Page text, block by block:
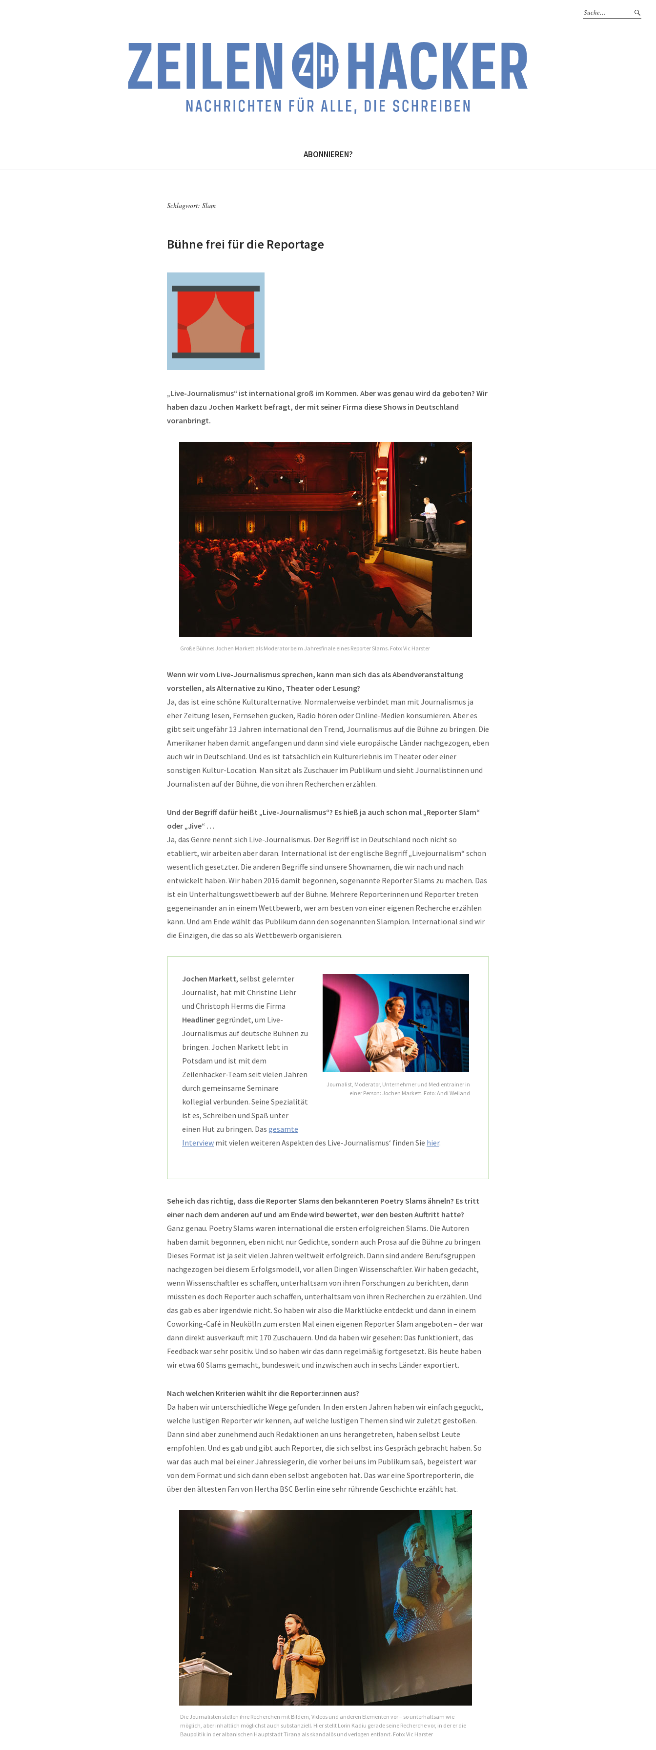
ABONNIEREN?
Schlagwort: Slam
Bühne frei für die Reportage
„Live-Journalismus“ ist international groß im Kommen. Aber was genau wird da geboten? Wir
haben dazu Jochen Markett befragt, der mit seiner Firma diese Shows in Deutschland
voranbringt.
Große Bühne: Jochen Markett als Moderator beim Jahresfinale eines Reporter Slams. Foto: Vic Harster
Wenn wir vom Live-Journalismus sprechen, kann man sich das als Abendveranstaltung
vorstellen, als Alternative zu Kino, Theater oder Lesung?
Ja, das ist eine schöne Kulturalternative. Normalerweise verbindet man mit Journalismus ja
eher Zeitung lesen, Fernsehen gucken, Radio hören oder Online-Medien konsumieren. Aber es
gibt seit ungefähr 13 Jahren international den Trend, Journalismus auf die Bühne zu bringen. Die
Amerikaner haben damit angefangen und dann sind viele europäische Länder nachgezogen, eben
auch wir in Deutschland. Und es ist tatsächlich ein Kulturerlebnis im Theater oder einer
sonstigen Kultur-Location. Man sitzt als Zuschauer im Publikum und sieht Journalistinnen und
Journalisten auf der Bühne, die von ihren Recherchen erzählen.
Und der Begriff dafür heißt „Live-Journalismus“? Es hieß ja auch schon mal „Reporter Slam“
oder „Jive“ …
Ja, das Genre nennt sich Live-Journalismus. Der Begriff ist in Deutschland noch nicht so
etabliert, wir arbeiten aber daran. International ist der englische Begriff „Livejournalism“ schon
wesentlich gesetzter. Die anderen Begriffe sind unsere Shownamen, die wir nach und nach
entwickelt haben. Wir haben 2016 damit begonnen, sogenannte Reporter Slams zu machen. Das
ist ein Unterhaltungswettbewerb auf der Bühne. Mehrere Reporterinnen und Reporter treten
gegeneinander an in einem Wettbewerb, wer am besten von einer eigenen Recherche erzählen
kann. Und am Ende wählt das Publikum dann den sogenannten Slampion. International sind wir
die Einzigen, die das so als Wettbewerb organisieren.
Journalist, Moderator, Unternehmer und Medientrainer in
einer Person: Jochen Markett. Foto: Andi Weiland
Jochen Markett, selbst gelernter
Journalist, hat mit Christine Liehr
und Christoph Herms die Firma
Headlinergegründet, um Live-
Journalismus auf deutsche Bühnen zu
bringen. Jochen Markett lebt in
Potsdam und ist mit dem
Zeilenhacker-Team seit vielen Jahren
durch gemeinsame Seminare
kollegial verbunden. Seine Spezialität
ist es, Schreiben und Spaß unter
einen Hut zu bringen. Das gesamte
Interview mit vielen weiteren Aspekten des Live-Journalismus‘ finden Sie hier.
Sehe ich das richtig, dass die Reporter Slams den bekannteren Poetry Slams ähneln? Es tritt
einer nach dem anderen auf und am Ende wird bewertet, wer den besten Auftritt hatte?
Ganz genau. Poetry Slams waren international die ersten erfolgreichen Slams. Die Autoren
haben damit begonnen, eben nicht nur Gedichte, sondern auch Prosa auf die Bühne zu bringen.
Dieses Format ist ja seit vielen Jahren weltweit erfolgreich. Dann sind andere Berufsgruppen
nachgezogen bei diesem Erfolgsmodell, vor allen Dingen Wissenschaftler. Wir haben gedacht,
wenn Wissenschaftler es schaffen, unterhaltsam von ihren Forschungen zu berichten, dann
müssten es doch Reporter auch schaffen, unterhaltsam von ihren Recherchen zu erzählen. Und
das gab es aber irgendwie nicht. So haben wir also die Marktlücke entdeckt und dann in einem
Coworking-Café in Neukölln zum ersten Mal einen eigenen Reporter Slam angeboten – der war
dann direkt ausverkauft mit 170 Zuschauern. Und da haben wir gesehen: Das funktioniert, das
Feedback war sehr positiv. Und so haben wir das dann regelmäßig fortgesetzt. Bis heute haben
wir etwa 60 Slams gemacht, bundesweit und inzwischen auch in sechs Länder exportiert.
Nach welchen Kriterien wählt ihr die Reporter:innen aus?
Da haben wir unterschiedliche Wege gefunden. In den ersten Jahren haben wir einfach geguckt,
welche lustigen Reporter wir kennen, auf welche lustigen Themen sind wir zuletzt gestoßen.
Dann sind aber zunehmend auch Redaktionen an uns herangetreten, haben selbst Leute
empfohlen. Und es gab und gibt auch Reporter, die sich selbst ins Gespräch gebracht haben. So
war das auch mal bei einer Jahressiegerin, die vorher bei uns im Publikum saß, begeistert war
von dem Format und sich dann eben selbst angeboten hat. Das war eine Sportreporterin, die
über den ältesten Fan von Hertha BSC Berlin eine sehr rührende Geschichte erzählt hat.
Die Journalisten stellen ihre Recherchen mit Bildern, Videos und anderen Elementen vor – so unterhaltsam wie
möglich, aber inhaltlich möglichst auch substanziell. Hier stellt Lorin Kadiu gerade seine Recherche vor, in der er die
Baupolitik in der albanischen Hauptstadt Tirana als skandalös und verlogen entlarvt. Foto: Vic Harster